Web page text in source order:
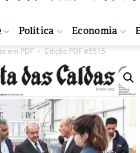
Política Economia
em PDF Edição PDF #5515